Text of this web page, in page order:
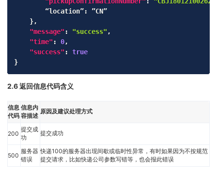
		“location”
:
”CN”
},
"message" : "success" ,
"time" : 0,
"success" :
true
}
2.6 返回信息代码含义
信息
代码
信息内
容描述
原因及建议处理方式
200
提交成
功
提交成功
500
服务器
错误
快递100的服务器出现间歇或临时性异常，有时如果因为不按规范
提交请求，比如快递公司参数写错等，也会报此错误